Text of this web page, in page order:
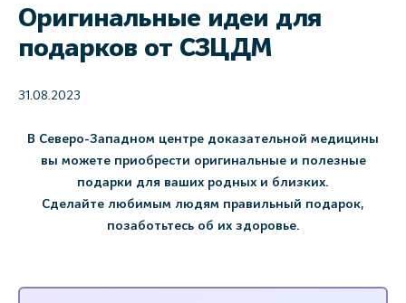
Оригинальные идеи для
подарков от СЗЦДМ
31.08.2023
В Северо-Западном центре доказательной медицины
вы можете приобрести оригинальные и полезные
подарки для ваших родных и близких.
Сделайте любимым людям правильный подарок,
позаботьтесь об их здоровье.